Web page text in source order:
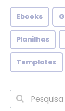
Ebooks
Planilhas
Templates